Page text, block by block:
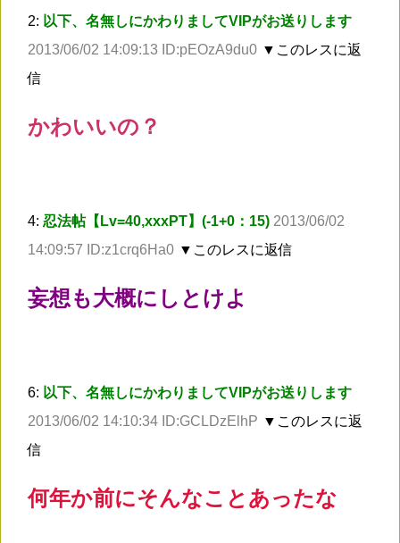
2: 以下、名無しにかわりましてVIPがお送りします
2013/06/02 14:09:13 ID:pEOzA9du0 ▼このレスに返
信
かわいいの？
4: 忍法帖【Lv=40,xxxPT】(-1+0：15) 2013/06/02
14:09:57 ID:z1crq6Ha0 ▼このレスに返信
妄想も大概にしとけよ
6: 以下、名無しにかわりましてVIPがお送りします
2013/06/02 14:10:34 ID:GCLDzElhP ▼このレスに返
信
何年か前にそんなことあったな